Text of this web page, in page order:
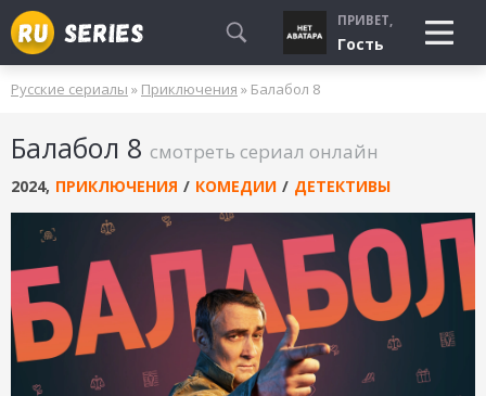
СМОТРЮ
БУДУ СМОТРЕТЬ
УЖЕ СМОТРЕЛ
ПРИВЕТ,
Гость
Русские сериалы » Приключения » Балабол 8
Балабол 8 смотреть сериал онлайн
2024, ПРИКЛЮЧЕНИЯ / КОМЕДИИ / ДЕТЕКТИВЫ